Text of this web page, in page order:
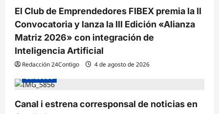
El Club de Emprendedores FIBEX premia la II
Convocatoria y lanza la III Edición «Alianza
Matriz 2026» con integración de
Inteligencia Artificial
Redacción 24Contigo
4 de agosto de 2026
Carabobo
Canal i estrena corresponsal de noticias en